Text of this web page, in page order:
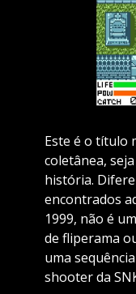
Este é o título
coletânea,
história.
encontrados
1999, não é
de fliperama
uma
shooter da